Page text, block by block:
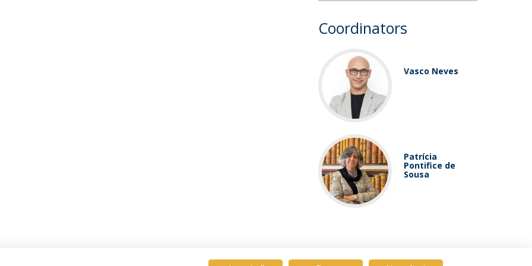
Coordinators
Vasco Neves
Patrícia
Pontifice de
Sousa